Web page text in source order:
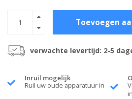
Toevoegen
verwachte levertijd: 2-5
Inruil mogelijk
Ruil uw oude apparatuur in